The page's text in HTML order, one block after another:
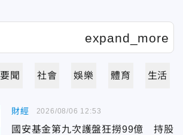
要聞 社會 娛樂 體育 生活
財經
國安基金第九次護盤狂撈99億 持股
2026/08/06 12:53